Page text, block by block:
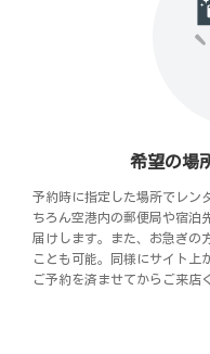
希望の場
予約時に指定した場所でレン
ちろん空港内の郵便局や宿泊
届けします。また、お急ぎの
ことも可能。同様にサイト上
ご予約を済ませてからご来店